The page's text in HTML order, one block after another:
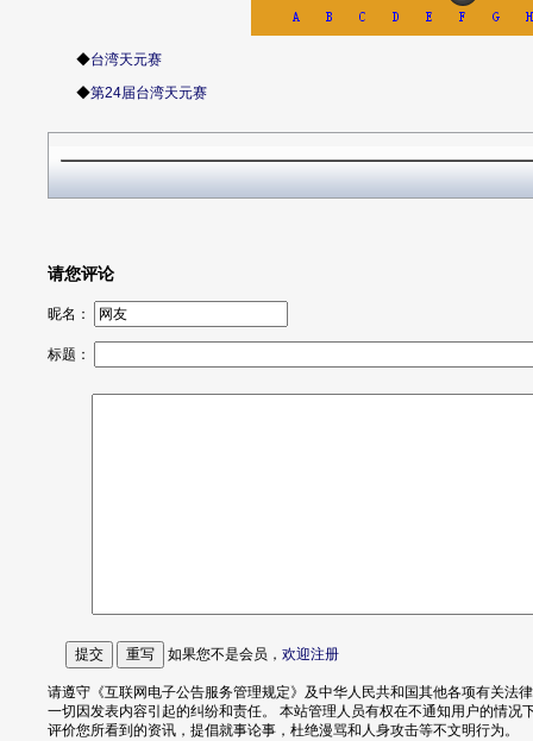
◆台湾天元赛
◆第24届台湾天元赛
请您评论
昵名：
标题：
如果您不是会员， 欢迎注册
请遵守《互联网电子公告服务管理规定》及中华人民共和国其他各项有关法
一切因发表内容引起的纠纷和责任。 本站管理人员有权在不通知用户的情况
评价您所看到的资讯，提倡就事论事，杜绝漫骂和人身攻击等不文明行为。